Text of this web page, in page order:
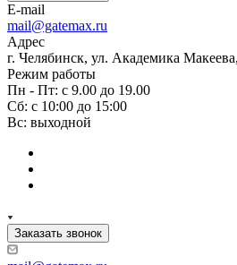
E-mail
mail@gatemax.ru
Адрес
г. Челябинск, ул. Академика
Режим работы
Пн - Пт: с 9.00 до 19.00
Сб: с 10:00 до 15:00
Вс: выходной
Заказать звонок